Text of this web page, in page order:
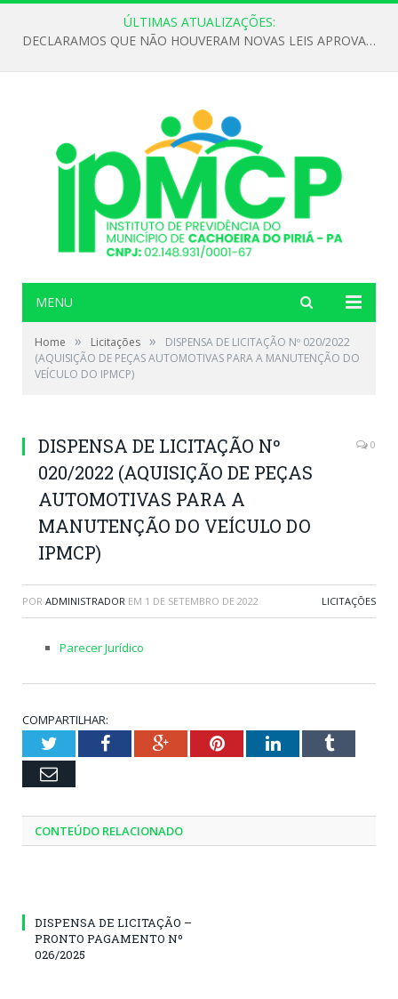
ÚLTIMAS ATUALIZAÇÕES:
DECLARAMOS QUE NÃO HOUVERAM NOVAS LEIS APROVADAS ATÉ O MOMENTO PARA O INSTITUTO DE PREVIDÊNCIA NO ANO DE 2026
MENU
Home » Licitações »
DISPENSA DE LICITAÇÃO Nº 020/2022
(AQUISIÇÃO DE PEÇAS AUTOMOTIVAS PARA A MANUTENÇÃO DO
VEÍCULO DO IPMCP)
DISPENSA DE LICITAÇÃO Nº
020/2022 (AQUISIÇÃO DE PEÇAS
AUTOMOTIVAS PARA A
MANUTENÇÃO DO VEÍCULO DO
IPMCP)
0
POR ADMINISTRADOR EM 1 DE SETEMBRO DE 2022 LICITAÇÕES
Parecer Jurídico
COMPARTILHAR:
TwitterFacebookGoogle+PinterestLinkedInTumblr
Email
CONTEÚDO RELACIONADO
DISPENSA DE LICITAÇÃO –
PRONTO PAGAMENTO Nº
026/2025